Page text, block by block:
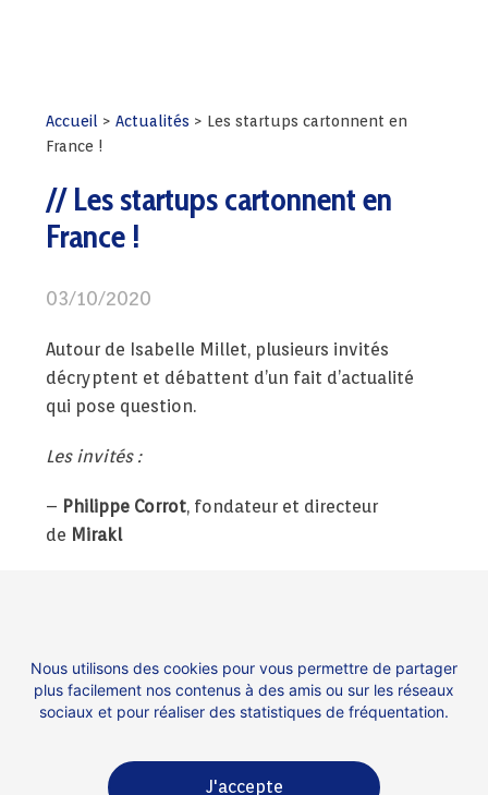
Accueil >Actualités > Les startups cartonnent en
France !
Les startups cartonnent en
France !
03/10/2020
Autour de Isabelle Millet, plusieurs invités
décryptent et débattent d’un fait d’actualité
qui pose question.
Les invités :
– Philippe Corrot, fondateur et directeur
de Mirakl
–Thomas Fauré, entrepreneur et expert du
numérique, PDG de Whaller
Ecouter l’émission du 02 octobre 2020.
Nous utilisons des cookies pour vous permettre de partager
plus facilement nos contenus à des amis ou sur les réseaux
sociaux et pour réaliser des statistiques de fréquentation.
J'accepte